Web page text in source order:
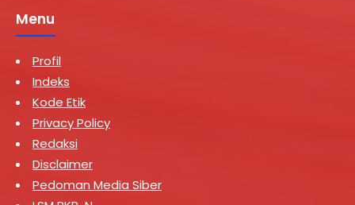
Menu
Profil
Indeks
Kode Etik
Privacy Policy
Redaksi
Disclaimer
Pedoman Media Siber